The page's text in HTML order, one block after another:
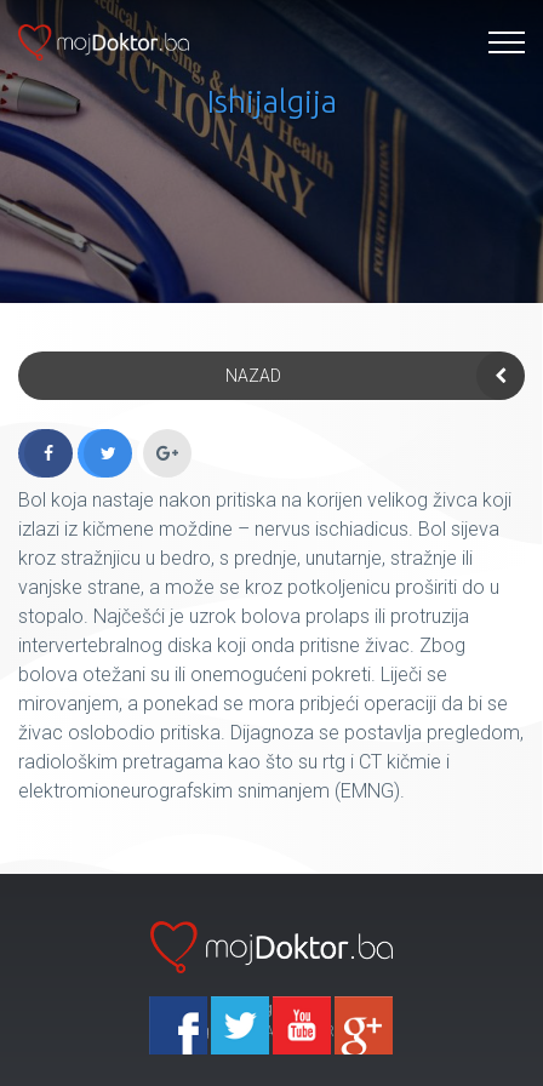
Ishijalgija
NAZAD
Bol koja nastaje nakon pritiska na korijen velikog živca koji
izlazi iz kičmene moždine – nervus ischiadicus. Bol sijeva
kroz stražnjicu u bedro, s prednje, unutarnje, stražnje ili
vanjske strane, a može se kroz potkoljenicu proširiti do u
stopalo. Najčešći je uzrok bolova prolaps ili protruzija
intervertebralnog diska koji onda pritisne živac. Zbog
bolova otežani su ili onemogućeni pokreti. Liječi se
mirovanjem, a ponekad se mora pribjeći operaciji da bi se
živac oslobodio pritiska. Dijagnoza se postavlja pregledom,
radiološkim pretragama kao što su rtg i CT kičmie i
elektromioneurografskim snimanjem (EMNG).
Ka-Agencija
Copyright 2026 All Right Reserved